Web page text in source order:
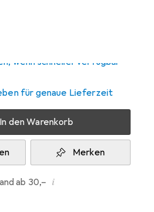
wenn schneller verfügbar
für genaue Lieferzeit
In den Warenkorb
Merken
ab 30,– i